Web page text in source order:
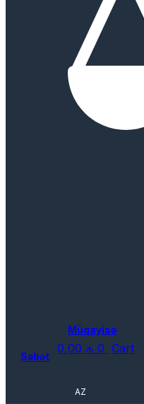
Müqayisə
0,00 ₼ 0 Cart
Səbət
AZ